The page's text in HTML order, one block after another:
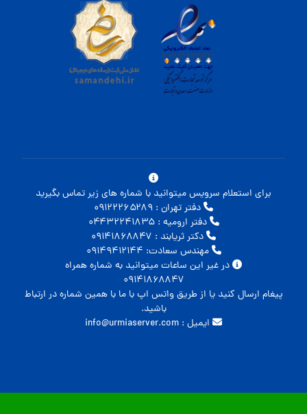
برای استعلام سرویس میتوانید با شماره های زیر تماس بگیرید
دفتر تهران : ۰۹۱۲۲۲۶۵۲۸۹
دفتر ارومیه : ۰۴۴۳۲۲۴۱۸۳۵
دکتر ثریابند : ۰۹۱۴۱۸۶۸۸۴۷
مهندس سعادت: ۰۹۱۴۹۴۱۲۱۴۴
در غیر این ساعات میتوانید به شماره همراه
۰۹۱۴۱۸۶۸۸۴۷
پیغام ارسال کنید یا از طریق واتس اپ با ما با همین شماره در ارتباط
باشید.
ایمیل : info@urmiaserver.com